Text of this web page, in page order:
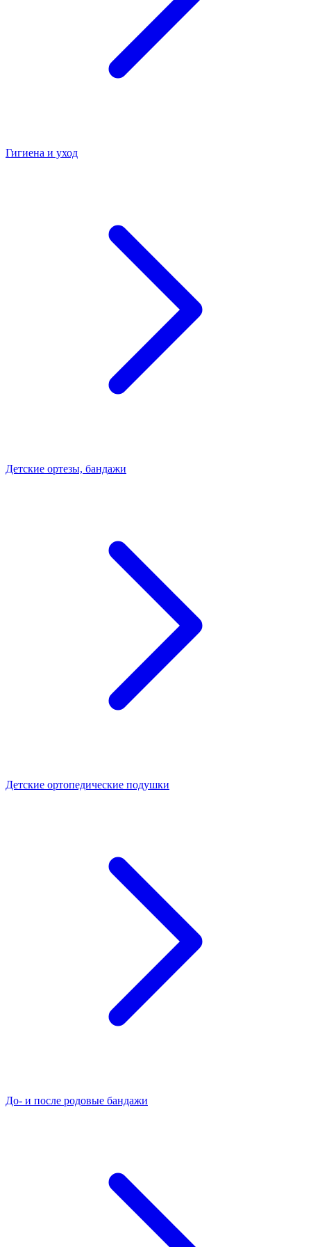
Гигиена и уход
Детские ортезы, бандажи
Детские ортопедические подушки
До- и после родовые бандажи